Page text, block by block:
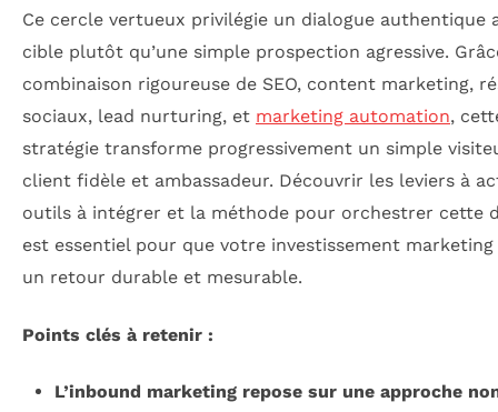
Ce cercle vertueux privilégie un dialogue authentique
cible plutôt qu’une simple prospection agressive.
combinaison rigoureuse de SEO, content marketing,
sociaux, lead nurturing, et marketing automation,
stratégie transforme progressivement un simple
client fidèle et ambassadeur. Découvrir les leviers à
outils à intégrer et la méthode pour orchestrer cette
est essentiel pour que votre investissement marketing
un retour durable et mesurable.
Points clés à retenir :
L’inbound marketing repose sur une approche